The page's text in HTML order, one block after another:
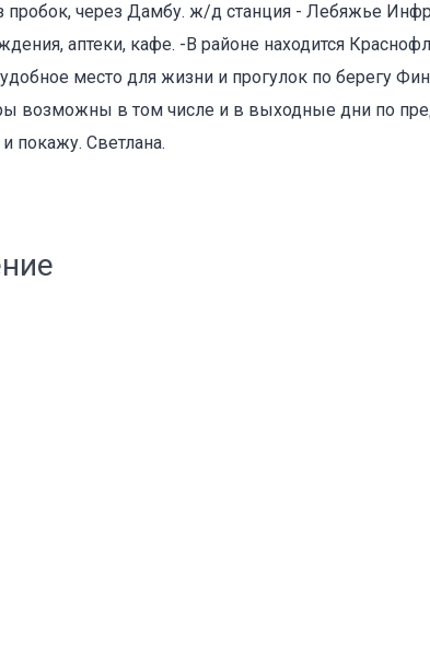
пробок, через Дамбу. ж/д станция - Лебяжье
аптеки, кафе. -В районе находится
место для жизни и прогулок по берегу
возможны в том числе и в выходные дни по
покажу. Светлана.
E-mail*